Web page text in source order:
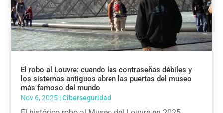
El robo al Louvre: cuando las contraseñas débiles y
los sistemas antiguos abren las puertas del museo
más famoso del mundo
Nov 6, 2025 |Ciberseguridad